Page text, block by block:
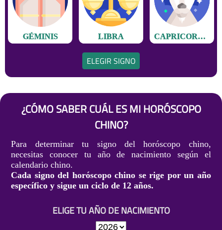
GÉMINIS LIBRA CAPRICORNIO
ELEGIR SIGNO
¿CÓMO SABER CUÁL ES MI HORÓSCOPO
CHINO?
Para determinar tu signo del horóscopo chino,
necesitas conocer tu año de nacimiento según el
calendario chino.
Cada signo del horóscopo chino se rige por un año
específico y sigue un ciclo de 12 años.
ELIGE TU AÑO DE NACIMIENTO